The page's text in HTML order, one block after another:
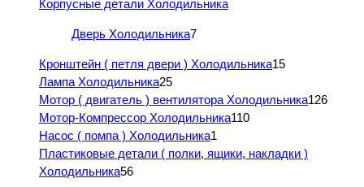
Корпусные детали Холодильника
Дверь Холодильника7
Кронштейн ( петля двери ) Холодильника15
Лампа Холодильника25
Мотор ( двигатель ) вентилятора Холодильника126
Мотор-Компрессор Холодильника110
Насос ( помпа ) Холодильника1
Пластиковые детали ( полки, ящики, накладки )
Холодильника56